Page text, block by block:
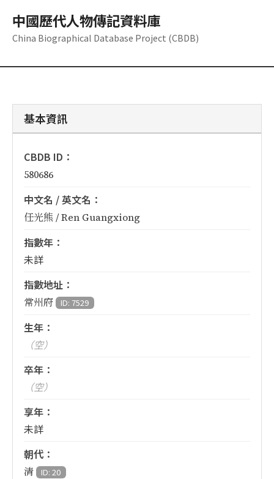
中國歷代人物傳記資料庫
China Biographical Database Project (CBDB)
基本資訊
CBDB ID：
580686
中文名 / 英文名：
任光熊 / Ren Guangxiong
指數年：
未詳
指數地址：
常州府 ID: 7529
生年：
（空）
卒年：
（空）
享年：
未詳
朝代：
清 ID: 20